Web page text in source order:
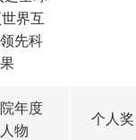
界互
先科
年度
物
个人奖